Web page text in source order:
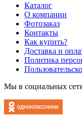
Каталог
О компании
Фотозаказ
Контакты
Как купить?
Доставка и
Политика
Мы в социальных